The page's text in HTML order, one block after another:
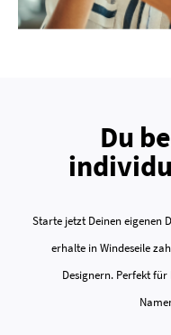
Du
Starte jetzt Deinen eigenen
erhalte in Windeseile
Designern. Perfekt für